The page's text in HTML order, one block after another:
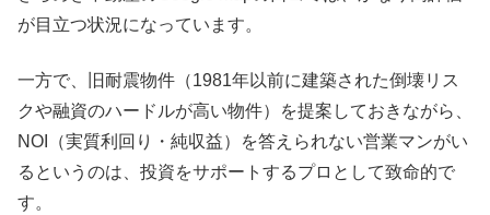
が目立つ状況になっています。
一方で、旧耐震物件（1981年以前に建築された倒壊リス
クや融資のハードルが高い物件）を提案しておきながら、
NOI（実質利回り・純収益）を答えられない営業マンがい
るというのは、投資をサポートするプロとして致命的で
す。